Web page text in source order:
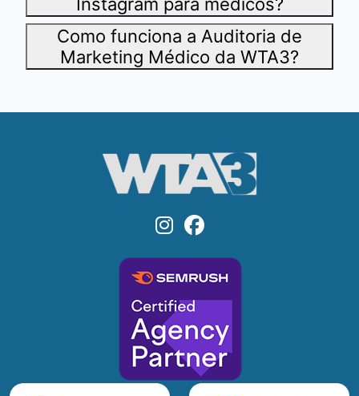
Como funciona a Auditoria de
Marketing Médico da WTA3?